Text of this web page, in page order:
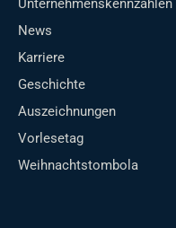
Unternehmenskennzahlen
News
Karriere
Geschichte
Auszeichnungen
Vorlesetag
Weihnachtstombola